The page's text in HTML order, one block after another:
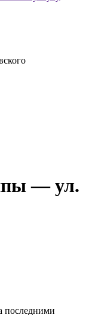
— ул.
последними